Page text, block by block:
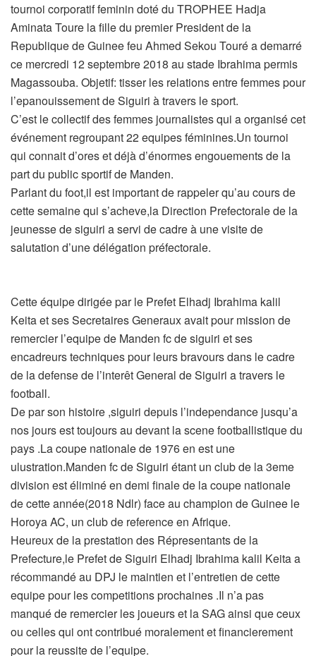
tournoi corporatif feminin doté du TROPHEE Hadja
Aminata Toure la fille du premier President de la
Republique de Guinee feu Ahmed Sekou Touré a demarré
ce mercredi 12 septembre 2018 au stade Ibrahima permis
Magassouba. Objetif: tisser les relations entre femmes pour
l’epanouissement de Siguiri à travers le sport.
C’est le collectif des femmes journalistes qui a organisé cet
événement regroupant 22 equipes féminines.Un tournoi
qui connait d’ores et déjà d’énormes engouements de la
part du public sportif de Manden.
Parlant du foot,il est important de rappeler qu’au cours de
cette semaine qui s’acheve,la Direction Prefectorale de la
jeunesse de siguiri a servi de cadre à une visite de
salutation d’une délégation préfectorale.
Cette équipe dirigée par le Prefet Elhadj Ibrahima kalil
Keita et ses Secretaires Generaux avait pour mission de
remercier l’equipe de Manden fc de siguiri et ses
encadreurs techniques pour leurs bravours dans le cadre
de la defense de l’interêt General de Siguiri a travers le
football.
De par son histoire ,siguiri depuis l’independance jusqu’a
nos jours est toujours au devant la scene footballistique du
pays .La coupe nationale de 1976 en est une
ulustration.Manden fc de Siguiri étant un club de la 3eme
division est éliminé en demi finale de la coupe nationale
de cette année(2018 Ndlr) face au champion de Guinee le
Horoya AC, un club de reference en Afrique.
Heureux de la prestation des Répresentants de la
Prefecture,le Prefet de Siguiri Elhadj Ibrahima kalil Keita a
récommandé au DPJ le maintien et l’entretien de cette
equipe pour les competitions prochaines .Il n’a pas
manqué de remercier les joueurs et la SAG ainsi que ceux
ou celles qui ont contribué moralement et financierement
pour la reussite de l’equipe.